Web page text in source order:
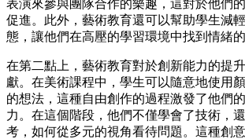
表演來參與團隊合作的樂趣，這對於他們
促進。此外，藝術教育還可以幫助學生減
態，讓他們在高壓的學習環境中找到情緒的
在第二點上，藝術教育對於創新能力的提
獻。在美術課程中，學生可以隨意地使用
的想法，這種自由創作的過程激發了他們
力。在這個階段，他們不僅學會了技術，
考，如何從多元的視角看待問題。這種創